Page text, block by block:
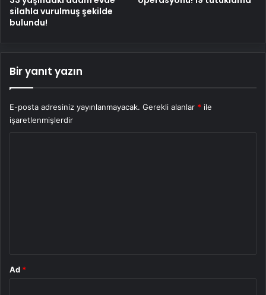
silahla vurulmuş şekilde
bulundu!
Bir yanıt yazın
E-posta adresiniz yayınlanmayacak. Gerekli alanlar * ile
işaretlenmişlerdir
Ad *